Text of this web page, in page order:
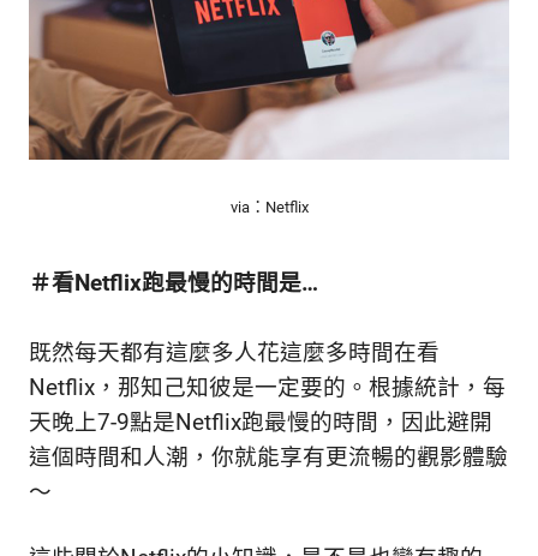
via：Netflix
＃看Netflix跑最慢的時間是…
既然每天都有這麼多人花這麼多時間在看
Netflix，那知己知彼是一定要的。根據統計，每
天晚上7-9點是Netflix跑最慢的時間，因此避開
這個時間和人潮，你就能享有更流暢的觀影體驗
～